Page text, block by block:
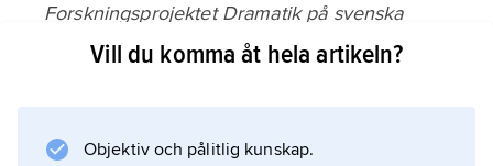
Forskningsprojektet Dramatik på svenska
scener 1910–1975
Vill du komma åt hela artikeln?
Objektiv och pålitlig kunskap.